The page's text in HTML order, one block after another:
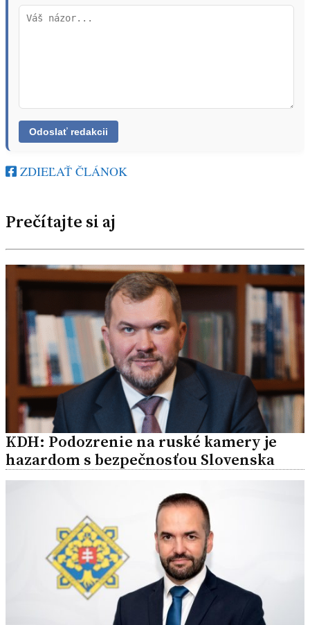
ZDIEĽAŤ ČLÁNOK
Prečítajte si aj
KDH: Podozrenie na ruské kamery je
hazardom s bezpečnosťou Slovenska